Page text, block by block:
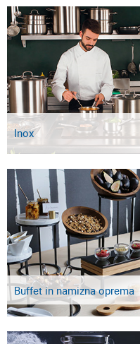
Inox
Buffet in namizna oprema